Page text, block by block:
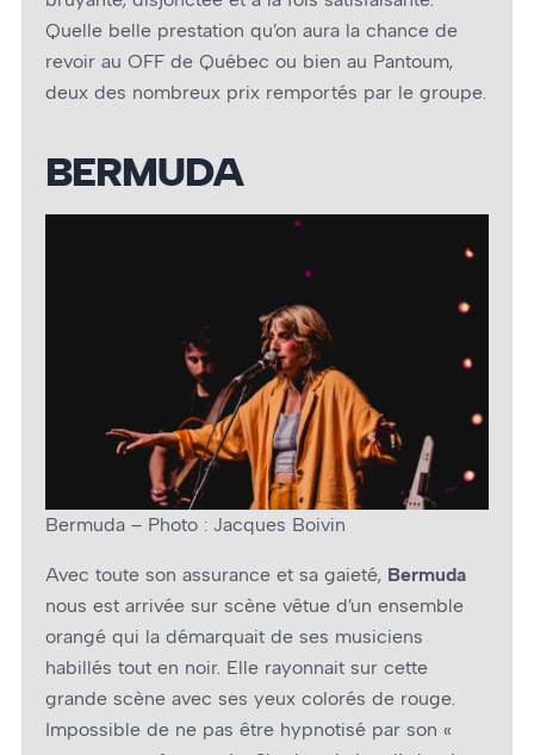
Quelle belle prestation qu’on aura la chance de
revoir au OFF de Québec ou bien au Pantoum,
deux des nombreux prix remportés par le groupe.
BERMUDA
Bermuda – Photo : Jacques Boivin
Avec toute son assurance et sa gaieté, Bermuda
nous est arrivée sur scène vêtue d’un ensemble
orangé qui la démarquait de ses musiciens
habillés tout en noir. Elle rayonnait sur cette
grande scène avec ses yeux colorés de rouge.
Impossible de ne pas être hypnotisé par son «